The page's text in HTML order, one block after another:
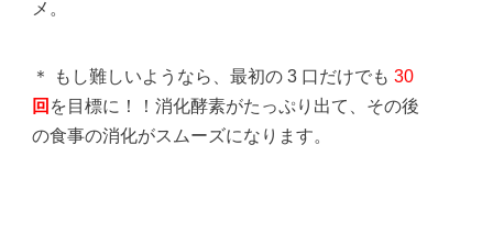
メ。
＊ もし難しいようなら、最初の 3 口だけでも 30
回 を目標に！！消化酵素がたっぷり出て、その後
の食事の消化がスムーズになります。